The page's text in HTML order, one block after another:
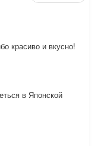
красиво и вкусно!
в Японской